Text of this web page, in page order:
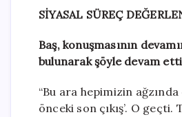
SİYASAL SÜREÇ
Baş, konuşmasının
bulunarak şöyle devam
“Bu ara hepimizin
önceki son çıkış’. O